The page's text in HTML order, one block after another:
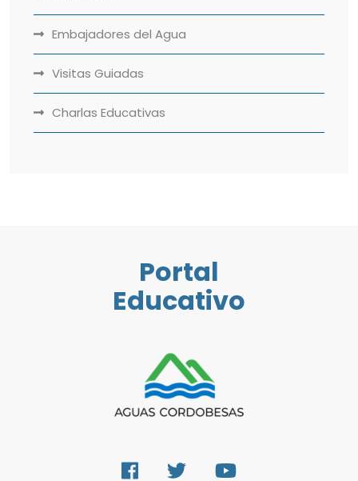
Embajadores del Agua
Visitas Guiadas
Charlas Educativas
Portal
Educativo